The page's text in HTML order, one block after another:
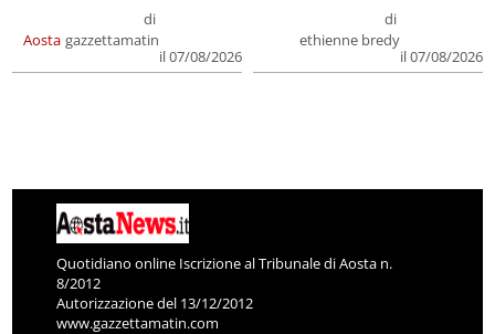
Aosta
di
gazzettamatin
il 07/08/2026
di
ethienne bredy
il 07/08/2026
Quotidiano online Iscrizione al Tribunale di Aosta n.
8/2012
Autorizzazione del 13/12/2012
www.gazzettamatin.com